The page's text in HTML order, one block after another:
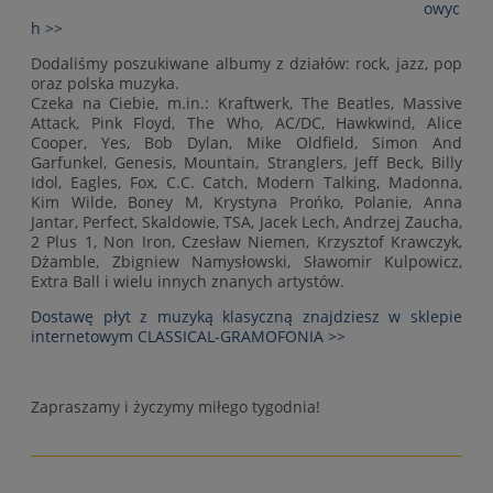
owyc
h >>
Dodaliśmy poszukiwane albumy z działów: rock, jazz, pop
oraz polska muzyka.
Czeka na Ciebie, m.in.: Kraftwerk, The Beatles, Massive
Attack, Pink Floyd, The Who, AC/DC, Hawkwind, Alice
Cooper, Yes, Bob Dylan, Mike Oldfield, Simon And
Garfunkel, Genesis, Mountain, Stranglers, Jeff Beck, Billy
Idol, Eagles, Fox, C.C. Catch, Modern Talking, Madonna,
Kim Wilde, Boney M, Krystyna Prońko, Polanie, Anna
Jantar, Perfect, Skaldowie, TSA, Jacek Lech, Andrzej Zaucha,
2 Plus 1, Non Iron, Czesław Niemen, Krzysztof Krawczyk,
Dżamble, Zbigniew Namysłowski, Sławomir Kulpowicz,
Extra Ball i wielu innych znanych artystów.
Dostawę płyt z muzyką klasyczną znajdziesz w sklepie
internetowym CLASSICAL-GRAMOFONIA >>
Zapraszamy i życzymy miłego tygodnia!